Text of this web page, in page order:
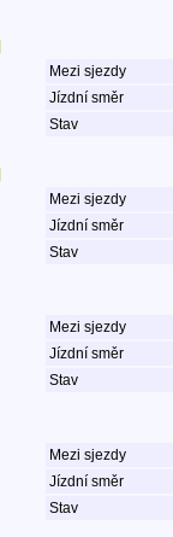
Mezi sjezdy
Jízdní směr
Stav
Mezi sjezdy
Jízdní směr
Stav
Mezi sjezdy
Jízdní směr
Stav
Mezi sjezdy
Jízdní směr
Stav